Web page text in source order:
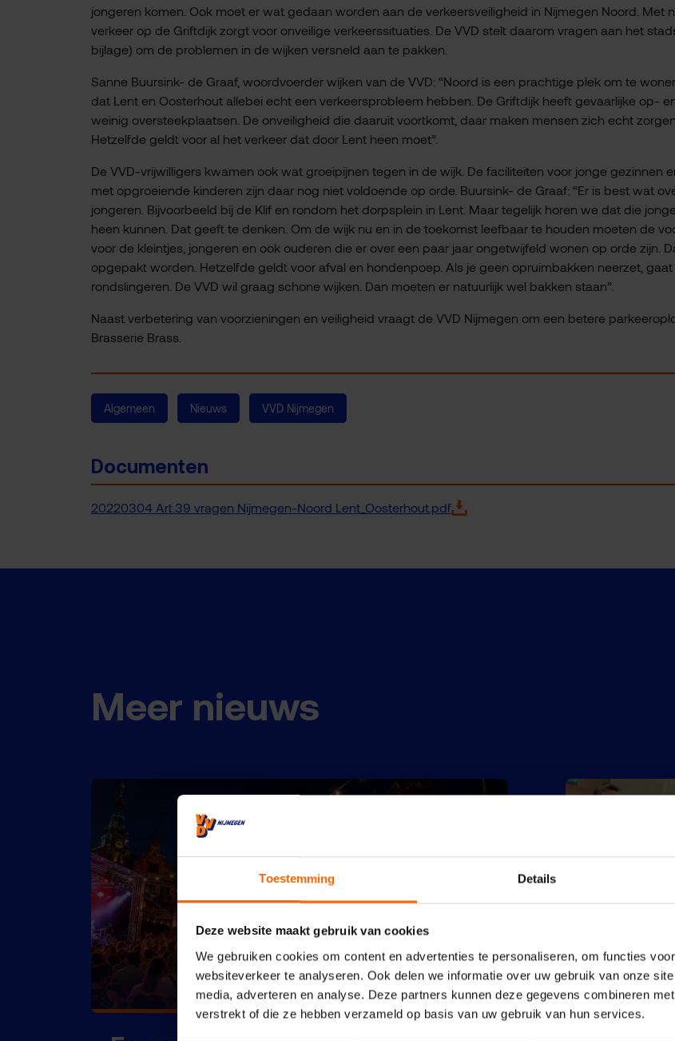
Toestemming Details
Deze website maakt gebruik van cookies
We gebruiken cookies om content en advertenties te personaliseren, om functies
websiteverkeer te analyseren. Ook delen we informatie over uw gebruik van onze
media, adverteren en analyse. Deze partners kunnen deze gegevens combineren
verstrekt of die ze hebben verzameld op basis van uw gebruik van hun services.
jongeren komen. Ook moet er wat gedaan worden aan de verkeersveiligheid in Nijmegen Noord. Met
verkeer op de Griftdijk zorgt voor onveilige verkeerssituaties. De VVD stelt daarom vragen aan het
bijlage) om de problemen in de wijken versneld aan te pakken.
Sanne Buursink- de Graaf, woordvoerder wijken van de VVD: “Noord is een prachtige plek om te
dat Lent en Oosterhout allebei echt een verkeersprobleem hebben. De Griftdijk heeft gevaarlijke op-
weinig oversteekplaatsen. De onveiligheid die daaruit voortkomt, daar maken mensen zich echt
Hetzelfde geldt voor al het verkeer dat door Lent heen moet”.
De VVD-vrijwilligers kwamen ook wat groeipijnen tegen in de wijk. De faciliteiten voor jonge gezinnen
met opgroeiende kinderen zijn daar nog niet voldoende op orde. Buursink- de Graaf: “Er is best wat
jongeren. Bijvoorbeeld bij de Klif en rondom het dorpsplein in Lent. Maar tegelijk horen we dat die
heen kunnen. Dat geeft te denken. Om de wijk nu en in de toekomst leefbaar te houden moeten de
voor de kleintjes, jongeren en ook ouderen die er over een paar jaar ongetwijfeld wonen op orde zijn.
opgepakt worden. Hetzelfde geldt voor afval en hondenpoep. Als je geen opruimbakken neerzet,
rondslingeren. De VVD wil graag schone wijken. Dan moeten er natuurlijk wel bakken staan”.
Naast verbetering van voorzieningen en veiligheid vraagt de VVD Nijmegen om een betere
Brasserie Brass.
Algemeen Nieuws VVD Nijmegen
Documenten
20220304 Art.39 vragen Nijmegen-Noord Lent_Oosterhout.pdf
Meer nieuws